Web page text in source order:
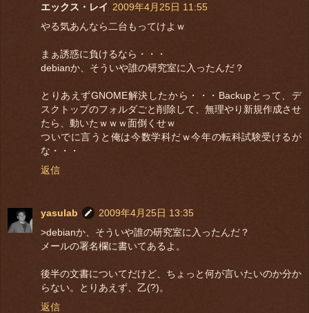
エックス・レイ 2009年4月25日 11:55
やる気あんなら二台もってけよｗ
まぁ誘惑に負けるなら・・・
debianか、そういや誰の研究室に入ったんだ？
とりあえずGNOME解決したから・・・Backupとって、デ
スクトップのフォルダごと削除して、無理やり新規作成させ
たら、動いたｗｗｗ面倒くせｗ
ついでに言うと俺は今数学科だｗ今年の転科試験受けるが
な・・・
返信
yasulab
2009年4月25日 13:35
>debianか、そういや誰の研究室に入ったんだ？
メールの署名欄に書いてあるよ。
後半の文書についてだけど、ちょっと何が言いたいのか分か
らない。とりあえず、乙(?)。
返信